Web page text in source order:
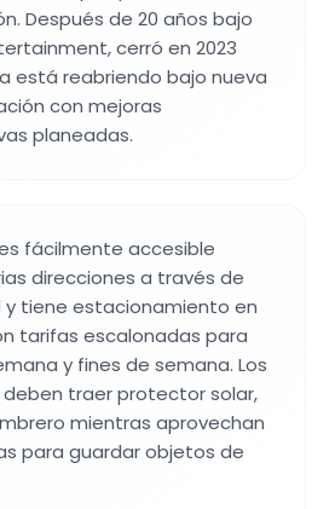
Después de 20 años bajo
cerró en 2023
está reabriendo bajo nueva
con mejoras
planeadas.
fácilmente accesible
direcciones a través de
y tiene estacionamiento en
tarifas escalonadas para
y fines de semana. Los
traer protector solar,
mientras aprovechan
para guardar objetos de